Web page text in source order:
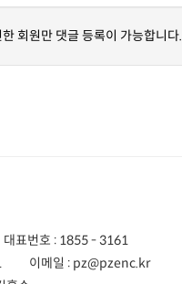
회원만 댓글 등록이 가능합니다.
대표번호 : 1855 - 3161
이메일 : pz@pzenc.kr